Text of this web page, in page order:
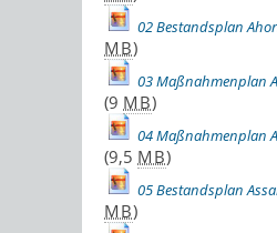
02 Bestandsplan
MB)
03 Maßnahmenplan
(9 MB)
04 Maßnahmenplan
(9,5 MB)
05 Bestandsplan
MB)